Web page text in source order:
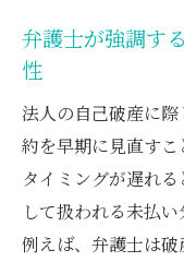
弁護士が強調す
性
法人の自己破産に
約を早期に見直す
タイミングが遅れ
して扱われる未払
例えば、弁護士は